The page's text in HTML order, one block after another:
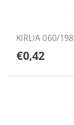
KIRLIA 060/198
€0,42